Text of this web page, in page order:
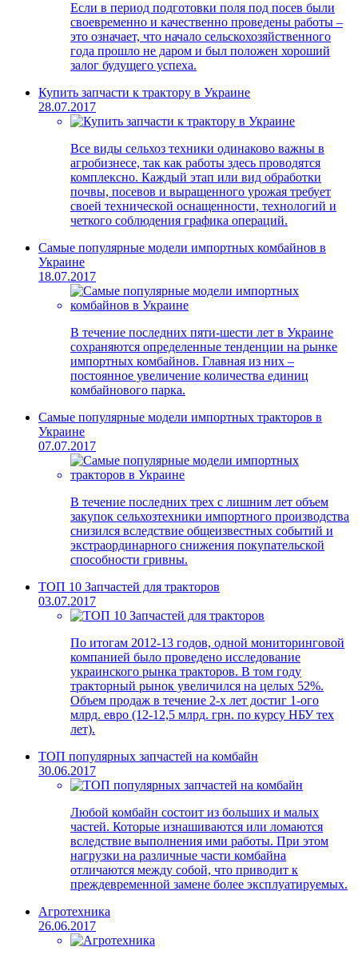
Если в период подготовки поля под посев были
своевременно и качественно проведены работы –
это означает, что начало сельскохозяйственного
года прошло не даром и был положен хороший
залог будущего успеха.
Купить запчасти к трактору в Украине
28.07.2017
Все виды сельхоз техники одинаково важны в
агробизнесе, так как работы здесь проводятся
комплексно. Каждый этап или вид обработки
почвы, посевов и выращенного урожая требует
своей технической оснащенности, технологий и
четкого соблюдения графика операций.
Самые популярные модели импортных комбайнов в
Украине
18.07.2017
В течение последних пяти-шести лет в Украине
сохраняются определенные тенденции на рынке
импортных комбайнов. Главная из них –
постоянное увеличение количества единиц
комбайнового парка.
Самые популярные модели импортных тракторов в
Украине
07.07.2017
В течение последних трех с лишним лет объем
закупок сельхозтехники импортного производства
снизился вследствие общеизвестных событий и
экстраординарного снижения покупательской
способности гривны.
ТОП 10 Запчастей для тракторов
03.07.2017
По итогам 2012-13 годов, одной мониторинговой
компанией было проведено исследование
украинского рынка тракторов. В том году
тракторный рынок увеличился на целых 52%.
Объем продаж в течение 2-х лет достиг 1-ого
млрд. евро (12-12,5 млрд. грн. по курсу НБУ тех
лет).
ТОП популярных запчастей на комбайн
30.06.2017
Любой комбайн состоит из больших и малых
частей. Которые изнашиваются или ломаются
вследствие выполнения ими работы. При этом
нагрузки на различные части комбайна
отличаются между собой, что приводит к
преждевременной замене более эксплуатируемых.
Агротехника
26.06.2017